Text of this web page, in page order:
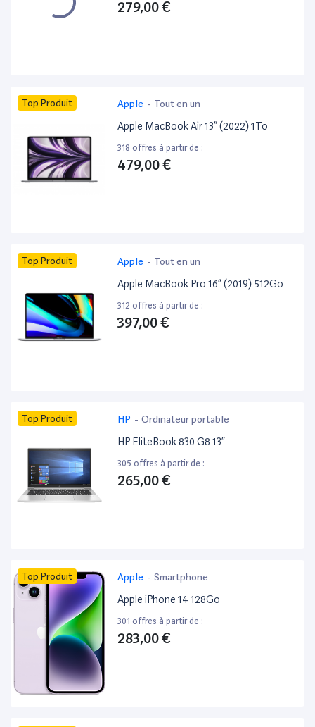
279,00 €
Top Produit Apple - Tout en un
Apple MacBook Air 13” (2022) 1To
318 offres à partir de :
479,00 €
Top Produit Apple - Tout en un
Apple MacBook Pro 16” (2019) 512Go
312 offres à partir de :
397,00 €
Top Produit HP - Ordinateur portable
HP EliteBook 830 G8 13”
305 offres à partir de :
265,00 €
Top Produit Apple - Smartphone
Apple iPhone 14 128Go
301 offres à partir de :
283,00 €